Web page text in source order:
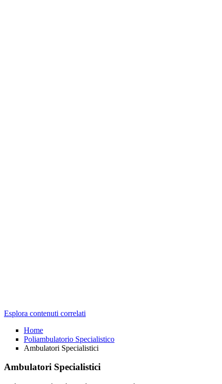
Esplora contenuti correlati
Home
Poliambulatorio Specialistico
Ambulatori Specialistici
Ambulatori Specialistici